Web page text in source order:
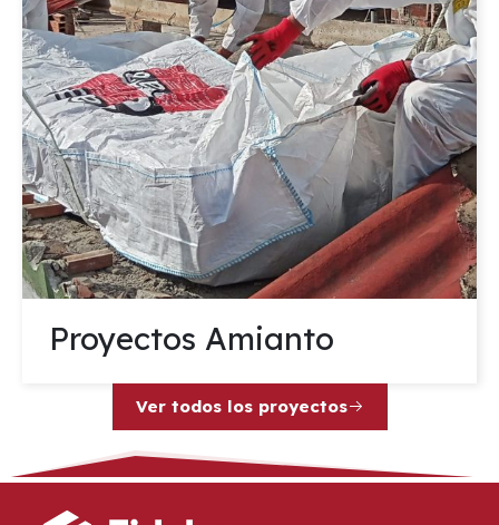
Proyectos Amianto
Ver todos los proyectos